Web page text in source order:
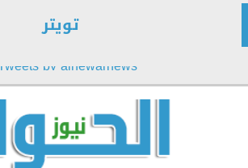
تويتر
Tweets by alhewarnews